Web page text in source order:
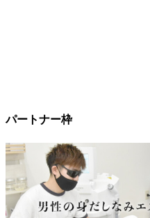
パートナー枠